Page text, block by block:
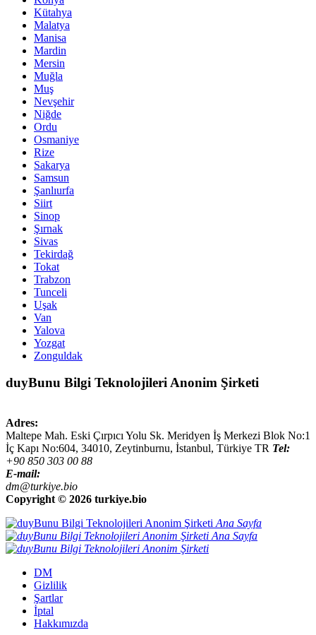
Kütahya
Malatya
Manisa
Mardin
Mersin
Muğla
Muş
Nevşehir
Niğde
Ordu
Osmaniye
Rize
Sakarya
Samsun
Şanlıurfa
Siirt
Sinop
Şırnak
Sivas
Tekirdağ
Tokat
Trabzon
Tunceli
Uşak
Van
Yalova
Yozgat
Zonguldak
duyBunu Bilgi Teknolojileri Anonim Şirketi
Adres:
Maltepe Mah. Eski Çırpıcı Yolu Sk. Meridyen İş Merkezi Blok No:1
İç Kapı No:604, 34010, Zeytinburnu, İstanbul, Türkiye TR Tel:
+90 850 303 00 88
E-mail:
dm@turkiye.bio
Copyright © 2026 turkiye.bio
Ana Sayfa
Ana Sayfa
DM
Gizlilik
Şartlar
İptal
Hakkımızda